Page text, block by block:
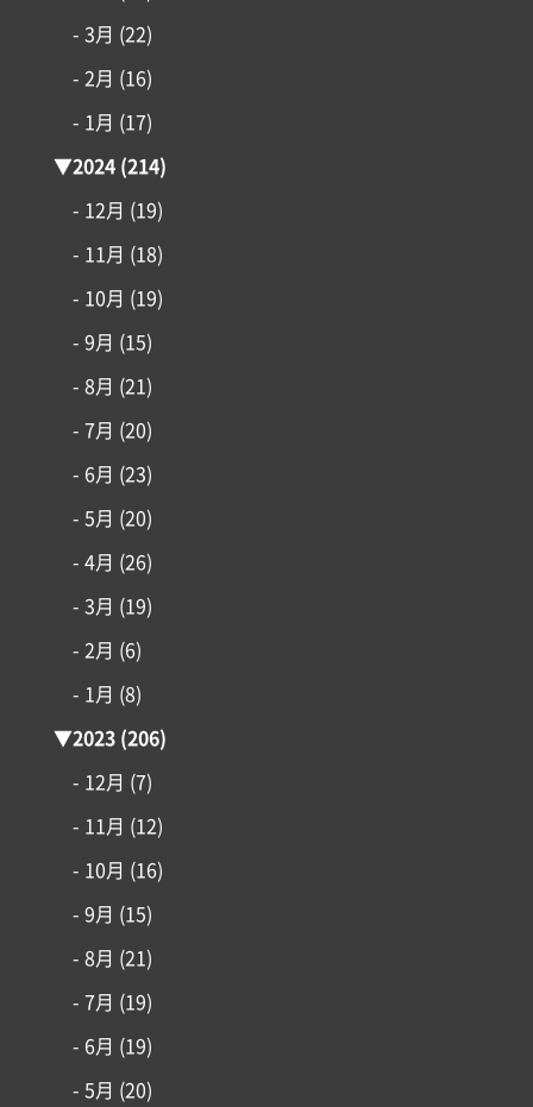
インフォメーション
- 3月 (22)
- 2月 (16)
- 1月 (17)
▼2024(214)
- 12月 (19)
- 11月 (18)
- 10月 (19)
- 9月 (15)
- 8月 (21)
- 7月 (20)
- 6月 (23)
- 5月 (20)
- 4月 (26)
- 3月 (19)
- 2月 (6)
- 1月 (8)
▼2023(206)
- 12月 (7)
- 11月 (12)
- 10月 (16)
- 9月 (15)
- 8月 (21)
- 7月 (19)
- 6月 (19)
- 5月 (20)